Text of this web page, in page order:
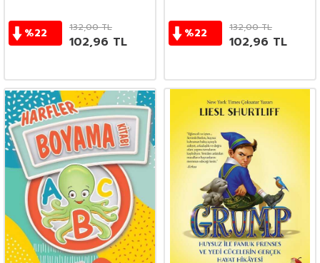
%22 132,00TL
102,96 TL
%22 132,00TL
102,96 TL